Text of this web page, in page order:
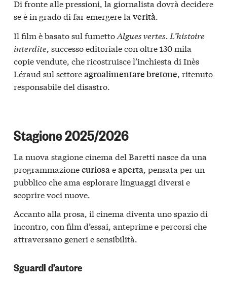
Di fronte alle pressioni, la giornalista dovrà decidere
se è in grado di far emergere la verità.
Il film è basato sul fumettoAlgues vertes. L’histoire
interdite, successo editoriale con oltre 130 mila
copie vendute, che ricostruisce l’inchiesta di Inès
Léraud sul settoreagroalimentare bretone, ritenuto
responsabile del disastro.
Stagione 2025/2026
La nuova stagione cinema del Baretti nasce da una
programmazionecuriosaeaperta, pensata per un
pubblico che ama esplorare linguaggi diversi e
scoprire voci nuove.
Accanto alla prosa, il cinema diventa uno spazio di
incontro, con film d’essai, anteprime e percorsi che
attraversano generi e sensibilità.
Sguardi d’autore